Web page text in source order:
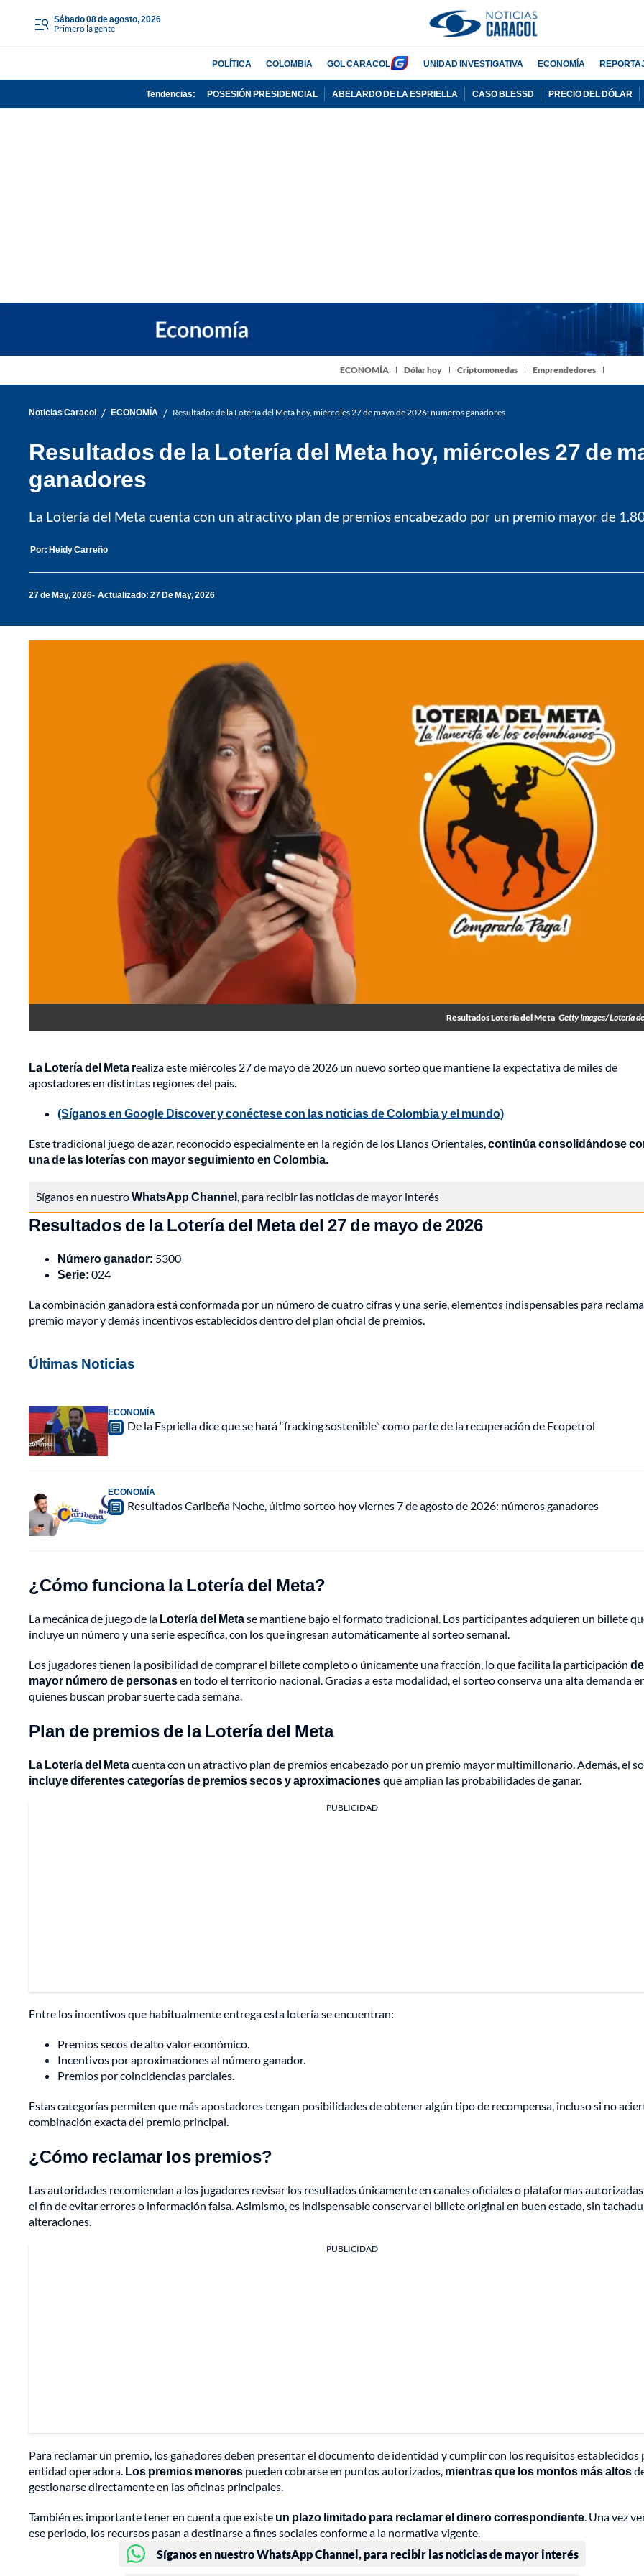
sábado 08 de agosto, 2026
Primero la gente
POLÍTICA COLOMBIA GOL CARACOL UNIDAD INVESTIGATIVA ECONOMÍA
Tendencias: POSESIÓN PRESIDENCIAL ABELARDO DE LA ESPRIELLA CASO BLESSD PRECIO DEL DÓLAR
ECONOMÍA Dólar hoy Criptomonedas Emprendedores
Noticias Caracol / ECONOMÍA / Resultados de la Lotería del Meta hoy, miércoles 27 de mayo de 2026: números ganadores
Resultados de la Lotería del Meta hoy, miércoles 27 de
ganadores
La Lotería del Meta cuenta con un atractivo plan de premios encabezado por un premio mayor de
Por: Heidy Carreño
27 de May, 2026 Actualizado: 27 De May, 2026
Resultados Lotería del Meta Getty Images/ Lotería
La Lotería del Meta realiza este miércoles 27 de mayo de 2026 un nuevo sorteo que mantiene la expectativa de miles de
apostadores en distintas regiones del país.
(Síganos en Google Discover y conéctese con las noticias de Colombia y el mundo)
Este tradicional juego de azar, reconocido especialmente en la región de los Llanos Orientales,continúa consolidándose
una de las loterías con mayor seguimiento en Colombia.
Síganos en nuestroWhatsApp Channel, para recibir las noticias de mayor interés
Resultados de la Lotería del Meta del 27 de mayo de 2026
Número ganador: 5300
Serie: 024
La combinación ganadora está conformada por un número de cuatro cifras y una serie, elementos indispensables para
premio mayor y demás incentivos establecidos dentro del plan oficial de premios.
Últimas Noticias
ECONOMÍA
De la Espriella dice que se hará “fracking sostenible” como parte de la recuperación de Ecopetrol
ECONOMÍA
Resultados Caribeña Noche, último sorteo hoy viernes 7 de agosto de 2026: números ganadores
¿Cómo funciona la Lotería del Meta?
La mecánica de juego de la Lotería del Metase mantiene bajo el formato tradicional. Los participantes adquieren un billete
incluye un número y una serie específica, con los que ingresan automáticamente al sorteo semanal.
Los jugadores tienen la posibilidad de comprar el billete completo o únicamente una fracción, lo que facilita la participación
mayor número de personasen todo el territorio nacional. Gracias a esta modalidad, el sorteo conserva una alta demanda
quienes buscan probar suerte cada semana.
Plan de premios de la Lotería del Meta
La Lotería del Metacuenta con un atractivo plan de premios encabezado por un premio mayor multimillonario. Además, el
incluye diferentes categorías de premios secos y aproximacionesque amplían las probabilidades de ganar.
PUBLICIDAD
Entre los incentivos que habitualmente entrega esta lotería se encuentran:
Premios secos de alto valor económico.
Incentivos por aproximaciones al número ganador.
Premios por coincidencias parciales.
Estas categorías permiten que más apostadores tengan posibilidades de obtener algún tipo de recompensa, incluso si no
combinación exacta del premio principal.
¿Cómo reclamar los premios?
Las autoridades recomiendan a los jugadores revisar los resultados únicamente en canales oficiales o plataformas
el fin de evitar errores o información falsa. Asimismo, es indispensable conservar el billete original en buen estado, sin
alteraciones.
PUBLICIDAD
Para reclamar un premio, los ganadores deben presentar el documento de identidad y cumplir con los requisitos establecidos
entidad operadora. Los premios menores pueden cobrarse en puntos autorizados, mientras que los montos más altos
gestionarse directamente en las oficinas principales.
También es importante tener en cuenta que existe un plazo limitado para reclamar el dinero correspondiente. Una vez
ese periodo, los recursos pasan a destinarse a fines sociales conforme a la normativa vigente.
Síganos en nuestro WhatsApp Channel, para recibir las noticias de mayor interés